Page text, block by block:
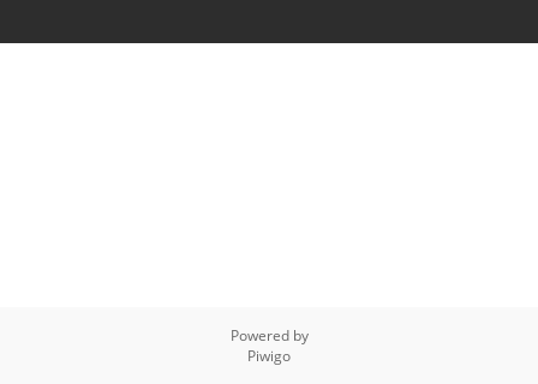
Powered by
Piwigo